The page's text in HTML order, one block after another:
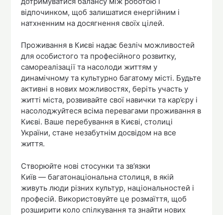
відпочинком, щоб залишатися енергійним і
натхненним на досягнення своїх цілей.
Проживання в Києві надає безліч можливостей
для особистого та професійного розвитку,
самореалізації та насолоди життям у
динамічному та культурно багатому місті. Будьте
активні в нових можливостях, беріть участь у
житті міста, розвивайте свої навички та кар’єру і
насолоджуйтеся всіма перевагами проживання в
Києві. Ваше перебування в Києві, столиці
України, стане незабутнім досвідом на все
життя.
Створюйте нові стосунки та зв’язки
Київ — багатонаціональна столиця, в якій
живуть люди різних культур, національностей і
професій. Використовуйте це розмаїття, щоб
розширити коло спілкування та знайти нових